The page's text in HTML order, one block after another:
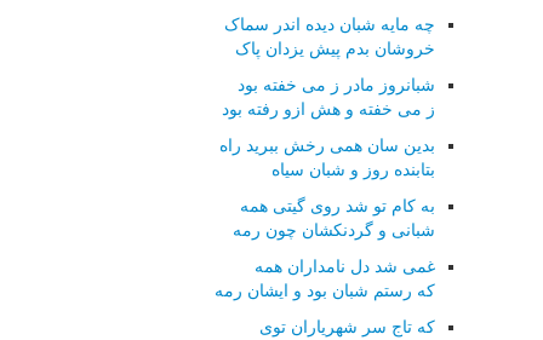
چه مایه شبان دیده اندر سماک
خروشان بدم پیش یزدان پاک
شبانروز مادر ز می خفته بود
ز می خفته و هش ازو رفته بود
بدین سان همی رخش ببرید راه
بتابنده روز و شبان سیاه
به کام تو شد روی گیتی همه
شبانی و گردنکشان چون رمه
غمی شد دل نامداران همه
که رستم شبان بود و ایشان رمه
که تاج سر شهریاران توی